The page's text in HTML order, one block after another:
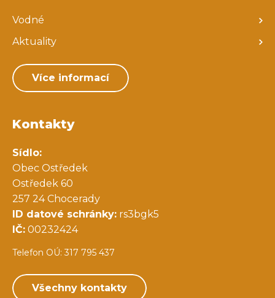
Vodné
Aktuality
Více informací
Kontakty
Sídlo:
Obec Ostředek
Ostředek 60
257 24 Chocerady
ID datové schránky: rs3bgk5
IČ: 00232424
Telefon OÚ: 317 795 437
Všechny kontakty